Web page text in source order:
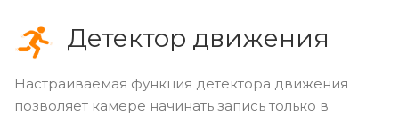
Детектор движения
Настраиваемая функция детектора движения
позволяет камере начинать запись только в